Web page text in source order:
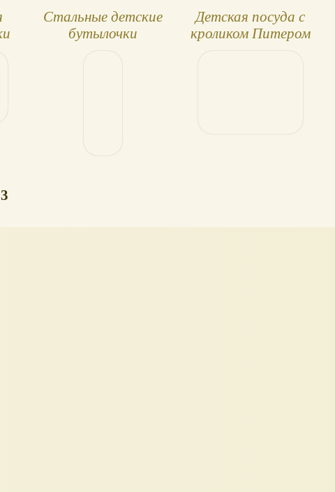
крышке имеется
специальное
отделение для
Стальные детские
бутылочки
Детская посуда с
кроликом Питером